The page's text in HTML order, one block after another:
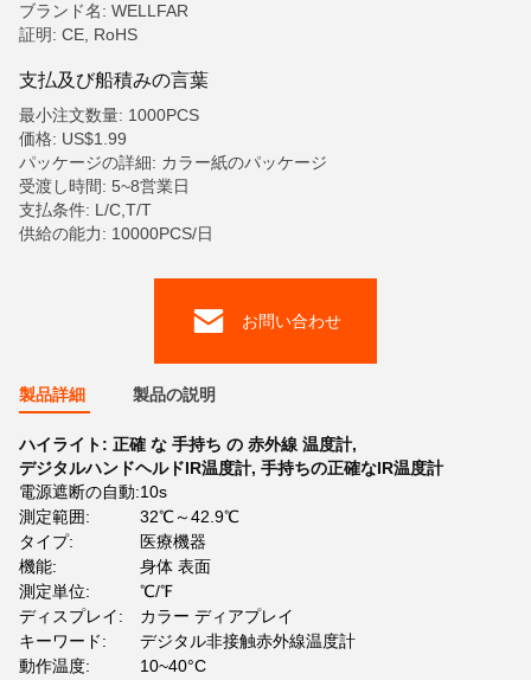
ブランド名: WELLFAR
証明: CE, RoHS
支払及び船積みの言葉
最小注文数量: 1000PCS
価格: US$1.99
パッケージの詳細: カラー紙のパッケージ
受渡し時間: 5~8営業日
支払条件: L/C,T/T
供給の能力: 10000PCS/日
お問い合わせ
製品詳細 製品の説明
ハイライト: 正確 な 手持ち の 赤外線 温度計,
デジタルハンドヘルドIR温度計, 手持ちの正確なIR温度計
電源遮断の自動:10s
測定範囲:
32℃～42.9℃
タイプ:
医療機器
機能:
身体 表面
測定単位:
℃/℉
ディスプレイ:
カラー ディアプレイ
キーワード:
デジタル非接触赤外線温度計
動作温度:
10~40°C